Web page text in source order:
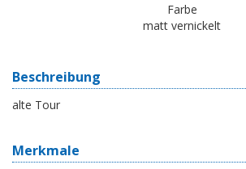
Farbe
matt vernickelt
Beschreibung
alte Tour
Merkmale